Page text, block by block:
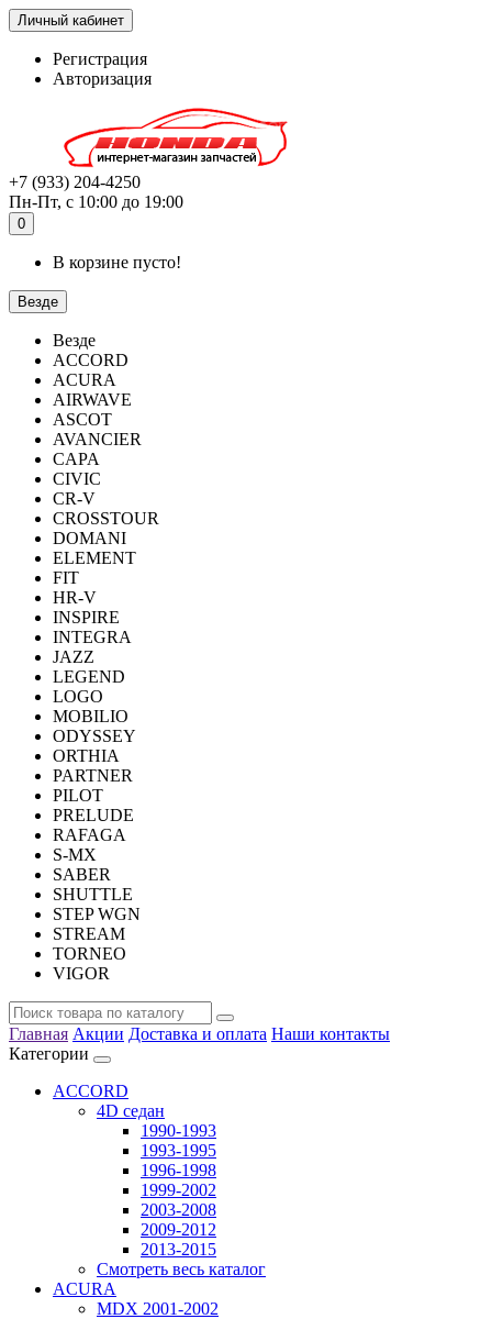
Личный кабинет
Регистрация
Авторизация
+7 (933) 204-4250
Пн-Пт, с 10:00 до 19:00
0
В корзине пусто!
Везде
Везде
ACCORD
ACURA
AIRWAVE
ASCOT
AVANCIER
CAPA
CIVIC
CR-V
CROSSTOUR
DOMANI
ELEMENT
FIT
HR-V
INSPIRE
INTEGRA
JAZZ
LEGEND
LOGO
MOBILIO
ODYSSEY
ORTHIA
PARTNER
PILOT
PRELUDE
RAFAGA
S-MX
SABER
SHUTTLE
STEP WGN
STREAM
TORNEO
VIGOR
Главная Акции Доставка и оплата Наши контакты
Категории
ACCORD
4D седан
1990-1993
1993-1995
1996-1998
1999-2002
2003-2008
2009-2012
2013-2015
Смотреть весь каталог
ACURA
MDX 2001-2002